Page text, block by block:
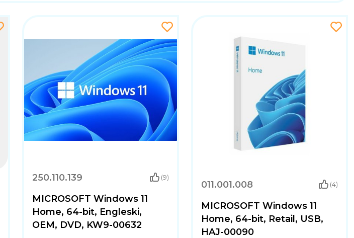
250.110.139 (9)
MICROSOFT Windows 11
Home, 64-bit, Engleski,
OEM, DVD, KW9-00632
011.001.008 (4)
MICROSOFT Windows 11
Home, 64-bit, Retail, USB,
HAJ-00090